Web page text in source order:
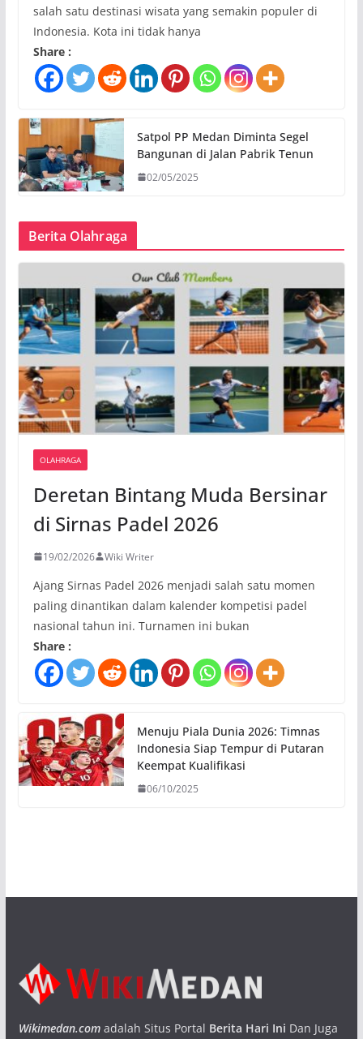
salah satu destinasi wisata yang semakin populer di
Indonesia. Kota ini tidak hanya
Share :
Satpol PP Medan Diminta Segel
Bangunan di Jalan Pabrik Tenun
02/05/2025
Berita Olahraga
OLAHRAGA
Deretan Bintang Muda Bersinar
di Sirnas Padel 2026
19/02/2026 Wiki Writer
Ajang Sirnas Padel 2026 menjadi salah satu momen
paling dinantikan dalam kalender kompetisi padel
nasional tahun ini. Turnamen ini bukan
Share :
Menuju Piala Dunia 2026: Timnas
Indonesia Siap Tempur di Putaran
Keempat Kualifikasi
06/10/2025
Wikimedan.comadalah Situs Portal Berita Hari Ini Dan Juga